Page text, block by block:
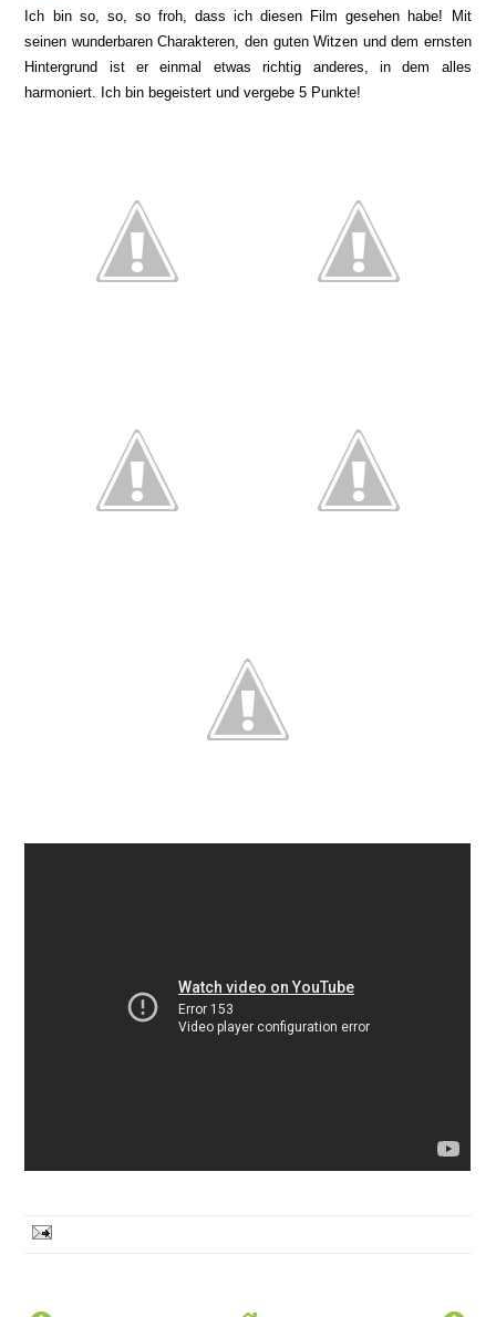
Ich bin so, so, so froh, dass ich diesen Film gesehen habe! Mit
seinen wunderbaren Charakteren, den guten Witzen und dem ernsten
Hintergrund ist er einmal etwas richtig anderes, in dem alles
harmoniert. Ich bin begeistert und vergebe 5 Punkte!